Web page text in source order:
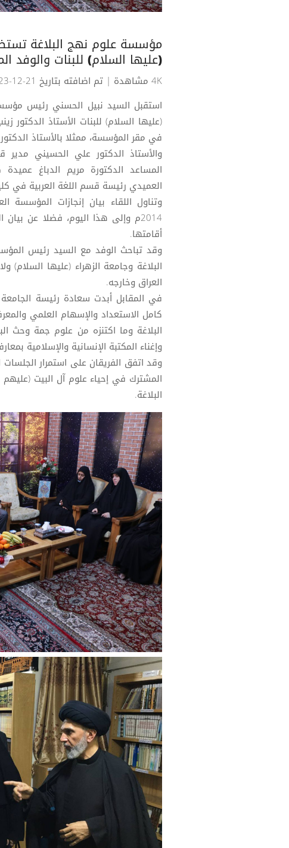
مؤسسة علوم نهج البلاغة
(عليها السلام) للبنات والوفد
4K مشاهدة
| تم اضافته بتاريخ 21-12-2023
استقبل السيد نبيل الحسني رئيس
(عليها السلام) للبنات الأستاذ الدكتور
في مقر المؤسسة، ممثلا بالأستاذ
والأستاذ الدكتور علي الحسيني مدير
المساعد الدكتورة مريم الدباغ
العميدي رئيسة قسم اللغة العربية في
وتناول اللقاء بيان إنجازات
2014م وإلى هذا اليوم، فضلا عن
أقامتها.
وقد تباحث الوفد مع السيد رئيس
البلاغة وجامعة الزهراء (عليها
العراق وخارجه.
في المقابل أبدت سعادة رئيسة الجامعة
كامل الاستعداد والإسهام العلمي
البلاغة وما اكتنزه من علوم جمة وحث
وإغناء المكتبة الإنسانية والإسلامية
وقد اتفق الفريقان على استمرار
المشترك في إحياء علوم آل البيت
البلاغة.